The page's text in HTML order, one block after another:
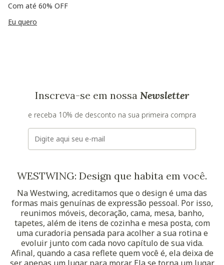
Com até 60% OFF
Eu quero
Inscreva-se em nossa Newsletter
e receba 10% de desconto na sua primeira compra
E-mail
WESTWING: Design que habita em você.
Na Westwing, acreditamos que o design é uma das
formas mais genuínas de expressão pessoal. Por isso,
reunimos móveis, decoração, cama, mesa, banho,
tapetes, além de itens de cozinha e mesa posta, com
uma curadoria pensada para acolher a sua rotina e
evoluir junto com cada novo capítulo de sua vida.
Afinal, quando a casa reflete quem você é, ela deixa de